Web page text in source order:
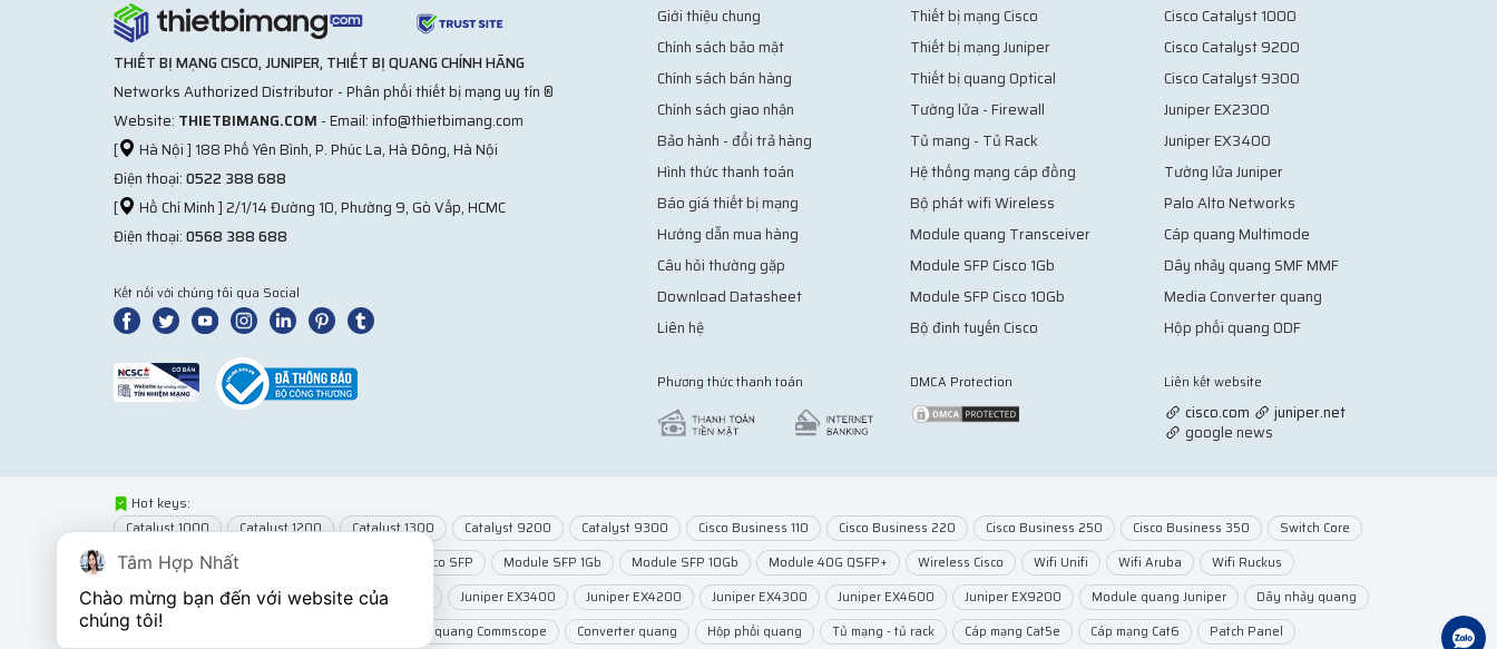
THIẾT BỊ MẠNG CISCO, JUNIPER, THIẾT BỊ QUANG CHÍNH HÃNG
Networks Authorized Distributor - Phân phối thiết bị mạng uy tín ®
Website: THIETBIMANG.COM - Email: info@thietbimang.com
[
Hà Nội ] 188 Phố Yên Bình, P. Phúc La, Hà Đông, Hà Nội
Điện thoại:0522 388 688
[
Hồ Chí Minh ] 2/1/14 Đường 10, Phường 9, Gò Vấp, HCMC
Điện thoại:0568 388 688
Kết nối với chúng tôi qua Social
Giới thiệu chung
Chính sách bảo mật
Chính sách bán hàng
Chính sách giao nhận
Bảo hành - đổi trả hàng
Hình thức thanh toán
Báo giá thiết bị mạng
Hướng dẫn mua hàng
Câu hỏi thường gặp
Download Datasheet
Liên hệ
Phương thức thanh toán
Thiết bị mạng Cisco
Thiết bị mạng Juniper
Thiết bị quang Optical
Tường lửa - Firewall
Tủ mang - Tủ Rack
Hệ thống mạng cáp đồng
Bộ phát wifi Wireless
Module quang Transceiver
Module SFP Cisco 1Gb
Module SFP Cisco 10Gb
Bộ đinh tuyến Cisco
DMCA Protection
Cisco Catalyst 1000
Cisco Catalyst 9200
Cisco Catalyst 9300
Juniper EX2300
Juniper EX3400
Tường lửa Juniper
Palo Alto Networks
Cáp quang Multimode
Dây nhảy quang SMF MMF
Media Converter quang
Hộp phối quang ODF
Liên kết website
cisco.com
juniper.net
google news
Hot keys:
Catalyst 1000 Catalyst 1200 Catalyst 1300 Catalyst 9200 Catalyst 9300 Cisco Business 110 Cisco Business 220 Cisco Business 250 Cisco Business 350
Switch Core
Network Modules
Module Cisco SFP Module SFP 1Gb Module SFP 10Gb Module 40G QSFP+ Wireless Cisco Wifi Unifi Wifi Aruba
Wifi Ruckus
Wifi MikroTik
Wifi Juniper Juniper EX2300 Juniper EX3400 Juniper EX4200 Juniper EX4300 Juniper EX4600 Juniper EX9200 Module quang Juniper
Dây nhảy quang
Dây cáp quang
Cáp quang Commscope Converter quang Hộp phối quang Tủ mạng - tủ rack Cáp mạng Cat5e Cáp mạng Cat6 Patch Panel
Tâm Hợp Nhất
Chào mừng bạn đến với website của
chúng tôi!